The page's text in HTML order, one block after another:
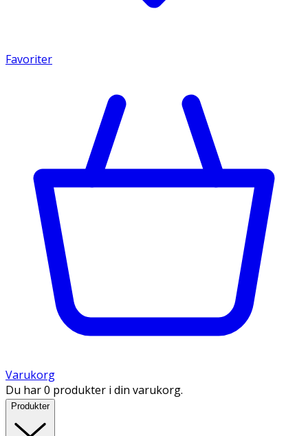
Favoriter
Varukorg
Du har 0 produkter i din varukorg.
Produkter